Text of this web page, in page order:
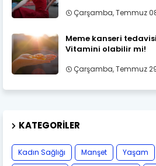
Çarşamba, Temmuz
Meme kanseri
Vitamini olabilir mi!
Çarşamba, Temmuz
KATEGORILER
Kadın Sağlığı Manşet Yaşam